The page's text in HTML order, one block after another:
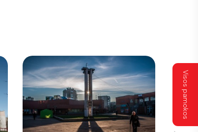
Visos pamokos